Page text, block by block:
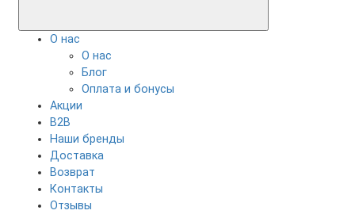
О нас
О нас
Блог
Оплата и бонусы
Акции
B2B
Наши бренды
Доставка
Возврат
Контакты
Отзывы